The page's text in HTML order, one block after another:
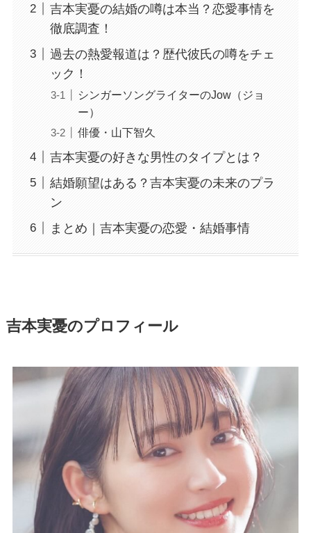
吉本実憂の結婚の噂は本当？恋愛事情を
徹底調査！
過去の熱愛報道は？歴代彼氏の噂をチェ
ック！
シンガーソングライターのJow（ジョ
ー）
俳優・山下智久
吉本実憂の好きな男性のタイプとは？
結婚願望はある？吉本実憂の未来のプラ
ン
まとめ｜吉本実憂の恋愛・結婚事情
吉本実憂のプロフィール